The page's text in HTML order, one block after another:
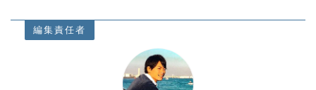
編集責任者